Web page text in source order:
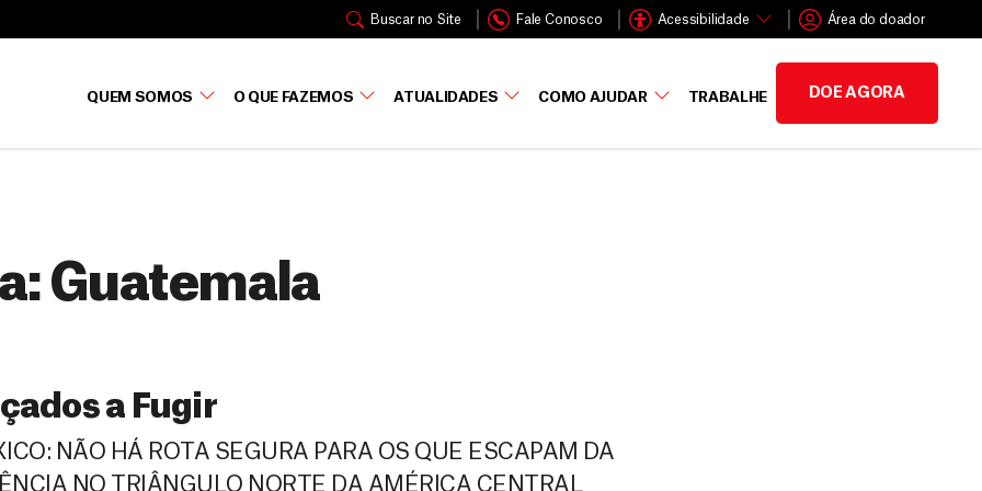
Buscar no Site Fale Conosco Acessibilidade Área do doador
QUEM SOMOS O QUE FAZEMOS ATUALIDADES COMO AJUDAR TRABALHE DOE AGORA
Guatemala
a Fugir
NÃO HÁ ROTA SEGURA PARA OS QUE ESCAPAM DA
NO TRIÂNGULO NORTE DA AMÉRICA CENTRAL